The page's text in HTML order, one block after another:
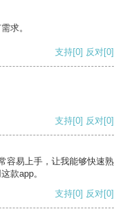
求。
支持[0] 反对[0]
支持[0] 反对[0]
容易上手，让我能够快速熟
款app。
支持[0] 反对[0]